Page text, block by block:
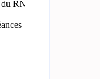
du RN